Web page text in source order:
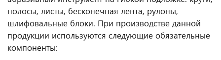
полосы, листы, бесконечная лента, рулоны,
шлифовальные блоки. При производстве данной
продукции используются следующие обязательные
компоненты: